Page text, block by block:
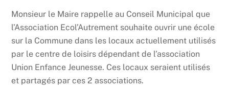
Monsieur le Maire rappelle au Conseil Municipal que
l’Association Ecol’Autrement souhaite ouvrir une école
sur la Commune dans les locaux actuellement utilisés
par le centre de loisirs dépendant de l’association
Union Enfance Jeunesse. Ces locaux seraient utilisés
et partagés par ces 2 associations.